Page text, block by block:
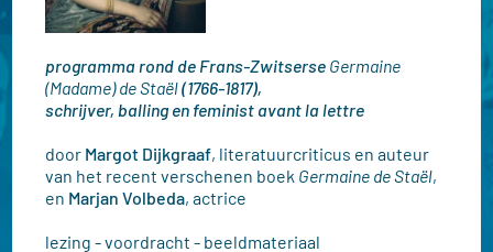
programma rond de Frans-Zwitserse Germaine
(Madame) de Staël(1766-1817),
schrijver, balling en feminist avant la lettre
door Margot Dijkgraaf, literatuurcriticus en auteur
van het recent verschenen boek Germaine de Staël,
en Marjan Volbeda, actrice
lezing - voordracht - beeldmateriaal